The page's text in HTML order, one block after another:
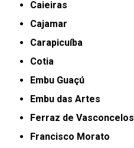
Caieiras
Cajamar
Carapicuíba
Cotia
Embu Guaçú
Embu das Artes
Ferraz de Vasconcelos
Francisco Morato